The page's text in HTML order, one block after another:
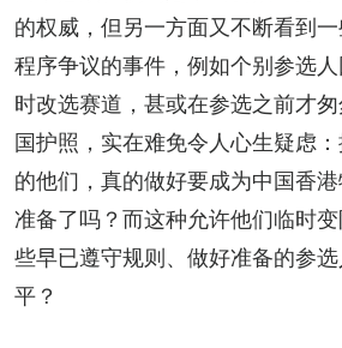
的权威，但另一方面又不断看到
程序争议的事件，例如个别参选
时改选赛道，甚或在参选之前才
国护照，实在难免令人心生疑虑
的他们，真的做好要成为中国香
准备了吗？而这种允许他们临时
些早已遵守规则、做好准备的参
平？